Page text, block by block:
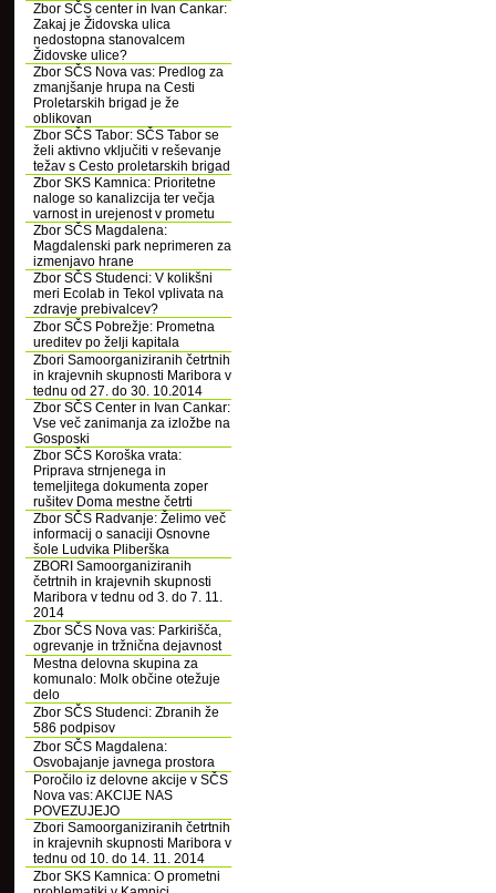
Zbor SČS center in Ivan Cankar:
Zakaj je Židovska ulica
nedostopna stanovalcem
Židovske ulice?
Zbor SČS Nova vas: Predlog za
zmanjšanje hrupa na Cesti
Proletarskih brigad je že
oblikovan
Zbor SČS Tabor: SČS Tabor se
želi aktivno vključiti v reševanje
težav s Cesto proletarskih brigad
Zbor SKS Kamnica: Prioritetne
naloge so kanalizcija ter večja
varnost in urejenost v prometu
Zbor SČS Magdalena:
Magdalenski park neprimeren za
izmenjavo hrane
Zbor SČS Studenci: V kolikšni
meri Ecolab in Tekol vplivata na
zdravje prebivalcev?
Zbor SČS Pobrežje: Prometna
ureditev po želji kapitala
Zbori Samoorganiziranih četrtnih
in krajevnih skupnosti Maribora v
tednu od 27. do 30. 10.2014
Zbor SČS Center in Ivan Cankar:
Vse več zanimanja za izložbe na
Gosposki
Zbor SČS Koroška vrata:
Priprava strnjenega in
temeljitega dokumenta zoper
rušitev Doma mestne četrti
Zbor SČS Radvanje: Želimo več
informacij o sanaciji Osnovne
šole Ludvika Pliberška
ZBORI Samoorganiziranih
četrtnih in krajevnih skupnosti
Maribora v tednu od 3. do 7. 11.
2014
Zbor SČS Nova vas: Parkirišča,
ogrevanje in tržnična dejavnost
Mestna delovna skupina za
komunalo: Molk občine otežuje
delo
Zbor SČS Studenci: Zbranih že
586 podpisov
Zbor SČS Magdalena:
Osvobajanje javnega prostora
Poročilo iz delovne akcije v SČS
Nova vas: AKCIJE NAS
POVEZUJEJO
Zbori Samoorganiziranih četrtnih
in krajevnih skupnosti Maribora v
tednu od 10. do 14. 11. 2014
Zbor SKS Kamnica: O prometni